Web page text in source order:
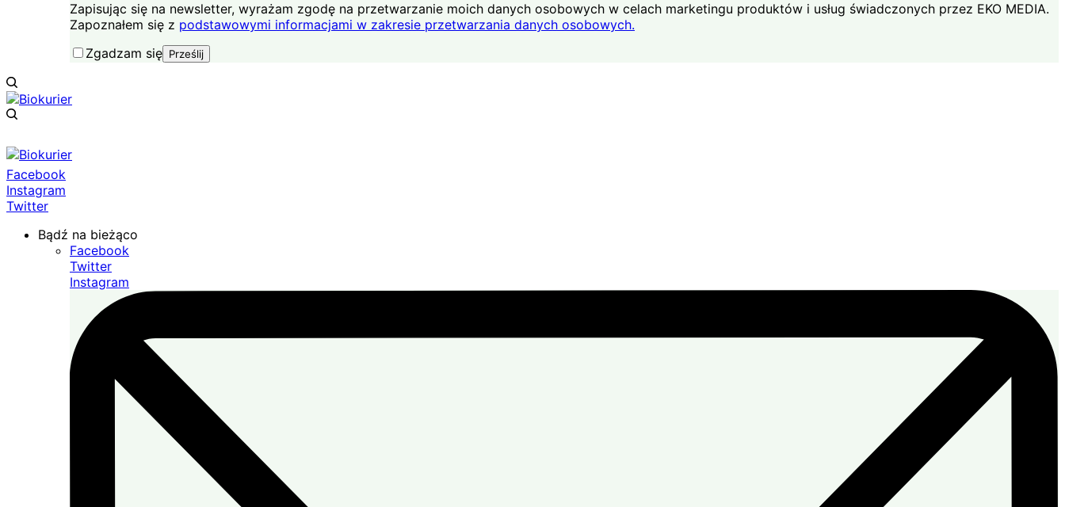
Zapisując się na newsletter, wyrażam zgodę na przetwarzanie moich danych osobowych w celach marketingu produktów i usług świadczonych przez EKO MEDIA.
Zapoznałem się z podstawowymi informacjami w zakresie przetwarzania danych osobowych.
Zgadzam się
Facebook
Instagram
Twitter
Bądź na bieżąco
Facebook
Twitter
Instagram